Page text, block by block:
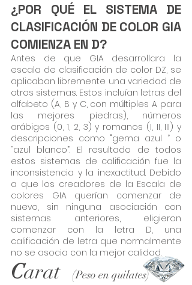
¿POR QUÉ EL SISTEMA DE
CLASIFICACIÓN DE COLOR GIA
COMIENZA EN D?
Antes de que GIA desarrollara la
escala de clasificación de color DZ, se
aplicaban libremente una variedad de
otros sistemas. Estos incluían letras del
alfabeto (A, B y C, con múltiples A para
las mejores piedras), números
arábigos (0, 1, 2, 3) y romanos (I, II, III) y
descripciones como "gema azul ” o
“azul blanco”. El resultado de todos
estos sistemas de calificación fue la
inconsistencia y la inexactitud. Debido
a que los creadores de la Escala de
colores GIA querían comenzar de
nuevo, sin ninguna asociación con
sistemas anteriores, eligieron
comenzar con la letra D, una
calificación de letra que normalmente
no se asocia con la mejor calidad.
Carat (Peso en quilates)